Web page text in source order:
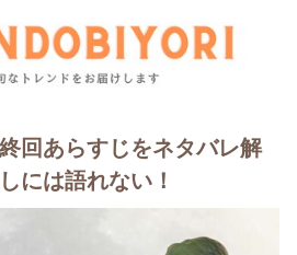
回あらすじをネタバレ解
には語れない！